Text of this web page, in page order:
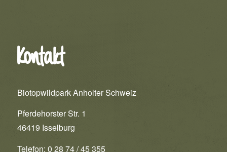
Kontakt
Biotopwildpark Anholter Schweiz
Pferdehorster Str. 1
46419 Isselburg
Telefon: 0 28 74 / 45 355